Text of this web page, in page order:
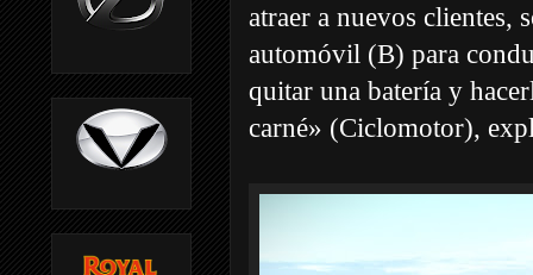
atraer a nuevos clientes,
automóvil (B) para
quitar una batería y
carné» (Ciclomotor),